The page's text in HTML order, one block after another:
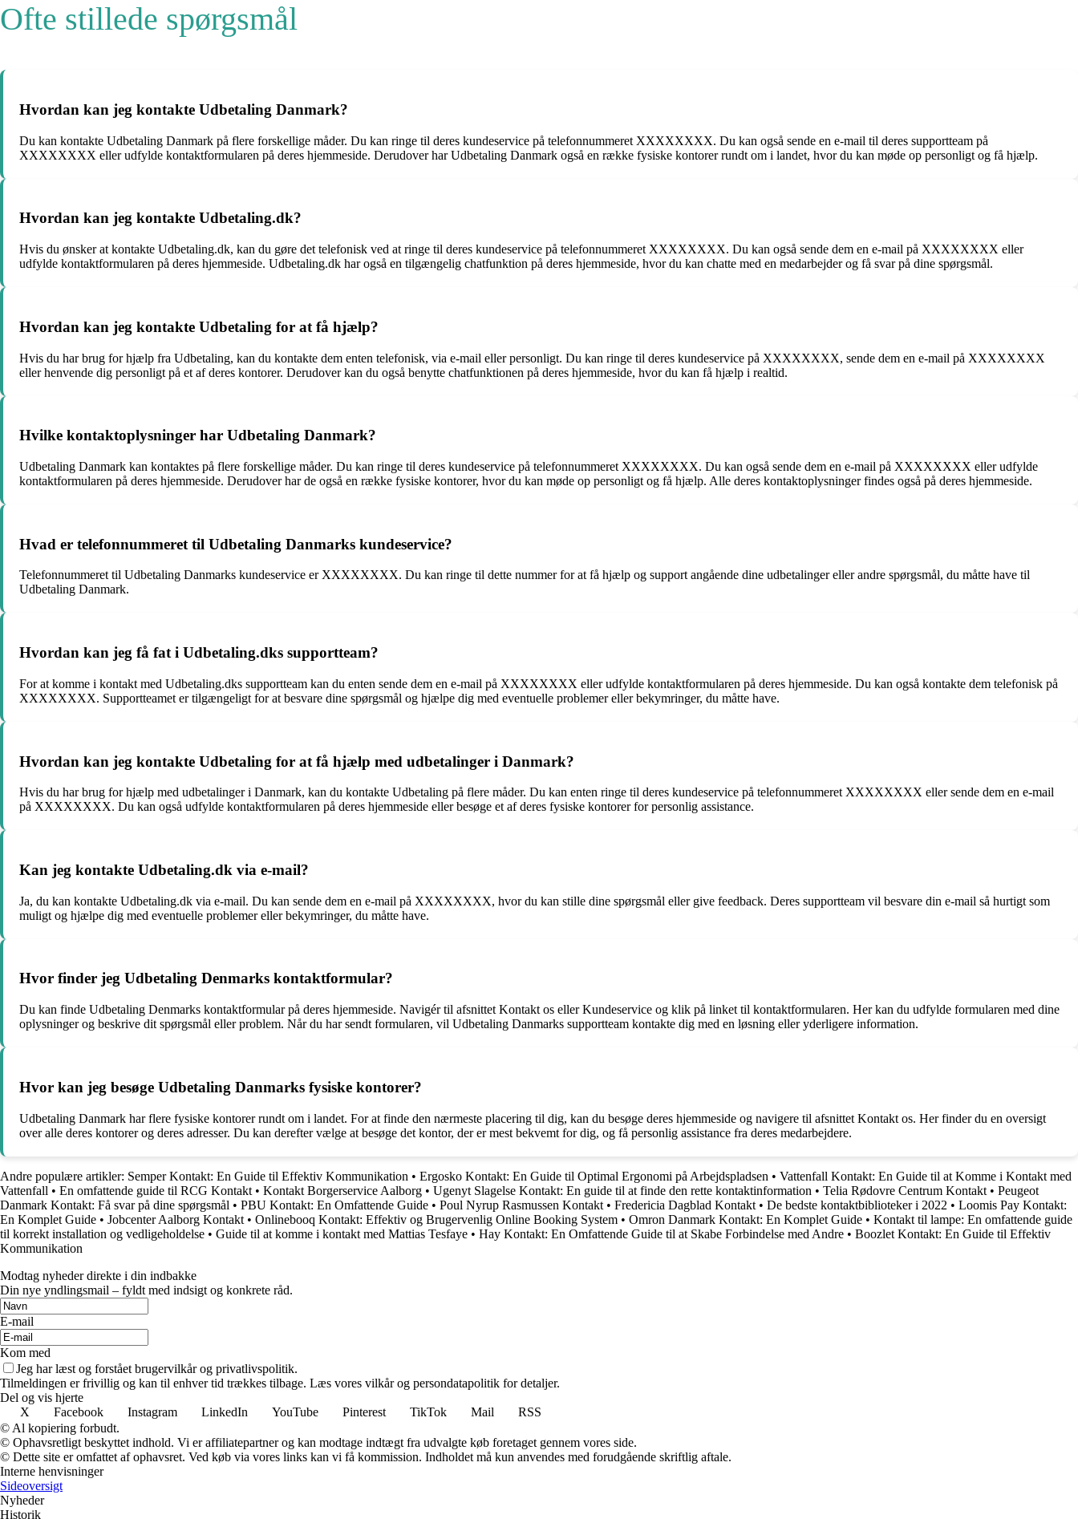
Ofte stillede spørgsmål
Hvordan kan jeg kontakte Udbetaling Danmark?
Du kan kontakte Udbetaling Danmark på flere forskellige måder. Du kan ringe til deres kundeservice på telefonnummeret XXXXXXXX. Du kan også sende en e-mail til deres supportteam på
XXXXXXXX eller udfylde kontaktformularen på deres hjemmeside. Derudover har Udbetaling Danmark også en række fysiske kontorer rundt om i landet, hvor du kan møde op personligt og få hjælp.
Hvordan kan jeg kontakte Udbetaling.dk?
Hvis du ønsker at kontakte Udbetaling.dk, kan du gøre det telefonisk ved at ringe til deres kundeservice på telefonnummeret XXXXXXXX. Du kan også sende dem en e-mail på XXXXXXXX eller
udfylde kontaktformularen på deres hjemmeside. Udbetaling.dk har også en tilgængelig chatfunktion på deres hjemmeside, hvor du kan chatte med en medarbejder og få svar på dine spørgsmål.
Hvordan kan jeg kontakte Udbetaling for at få hjælp?
Hvis du har brug for hjælp fra Udbetaling, kan du kontakte dem enten telefonisk, via e-mail eller personligt. Du kan ringe til deres kundeservice på XXXXXXXX, sende dem en e-mail på XXXXXXXX
eller henvende dig personligt på et af deres kontorer. Derudover kan du også benytte chatfunktionen på deres hjemmeside, hvor du kan få hjælp i realtid.
Hvilke kontaktoplysninger har Udbetaling Danmark?
Udbetaling Danmark kan kontaktes på flere forskellige måder. Du kan ringe til deres kundeservice på telefonnummeret XXXXXXXX. Du kan også sende dem en e-mail på XXXXXXXX eller udfylde
kontaktformularen på deres hjemmeside. Derudover har de også en række fysiske kontorer, hvor du kan møde op personligt og få hjælp. Alle deres kontaktoplysninger findes også på deres hjemmeside.
Hvad er telefonnummeret til Udbetaling Danmarks kundeservice?
Telefonnummeret til Udbetaling Danmarks kundeservice er XXXXXXXX. Du kan ringe til dette nummer for at få hjælp og support angående dine udbetalinger eller andre spørgsmål, du måtte have til
Udbetaling Danmark.
Hvordan kan jeg få fat i Udbetaling.dks supportteam?
For at komme i kontakt med Udbetaling.dks supportteam kan du enten sende dem en e-mail på XXXXXXXX eller udfylde kontaktformularen på deres hjemmeside. Du kan også kontakte dem telefonisk på
XXXXXXXX. Supportteamet er tilgængeligt for at besvare dine spørgsmål og hjælpe dig med eventuelle problemer eller bekymringer, du måtte have.
Hvordan kan jeg kontakte Udbetaling for at få hjælp med udbetalinger i Danmark?
Hvis du har brug for hjælp med udbetalinger i Danmark, kan du kontakte Udbetaling på flere måder. Du kan enten ringe til deres kundeservice på telefonnummeret XXXXXXXX eller sende dem en e-mail
på XXXXXXXX. Du kan også udfylde kontaktformularen på deres hjemmeside eller besøge et af deres fysiske kontorer for personlig assistance.
Kan jeg kontakte Udbetaling.dk via e-mail?
Ja, du kan kontakte Udbetaling.dk via e-mail. Du kan sende dem en e-mail på XXXXXXXX, hvor du kan stille dine spørgsmål eller give feedback. Deres supportteam vil besvare din e-mail så hurtigt som
muligt og hjælpe dig med eventuelle problemer eller bekymringer, du måtte have.
Hvor finder jeg Udbetaling Denmarks kontaktformular?
Du kan finde Udbetaling Denmarks kontaktformular på deres hjemmeside. Navigér til afsnittet Kontakt os eller Kundeservice og klik på linket til kontaktformularen. Her kan du udfylde formularen med dine
oplysninger og beskrive dit spørgsmål eller problem. Når du har sendt formularen, vil Udbetaling Danmarks supportteam kontakte dig med en løsning eller yderligere information.
Hvor kan jeg besøge Udbetaling Danmarks fysiske kontorer?
Udbetaling Danmark har flere fysiske kontorer rundt om i landet. For at finde den nærmeste placering til dig, kan du besøge deres hjemmeside og navigere til afsnittet Kontakt os. Her finder du en oversigt
over alle deres kontorer og deres adresser. Du kan derefter vælge at besøge det kontor, der er mest bekvemt for dig, og få personlig assistance fra deres medarbejdere.
Andre populære artikler: Semper Kontakt: En Guide til Effektiv Kommunikation • Ergosko Kontakt: En Guide til Optimal Ergonomi på Arbejdspladsen • Vattenfall Kontakt: En Guide til at Komme i Kontakt med
Vattenfall • En omfattende guide til RCG Kontakt • Kontakt Borgerservice Aalborg • Ugenyt Slagelse Kontakt: En guide til at finde den rette kontaktinformation • Telia Rødovre Centrum Kontakt • Peugeot
Danmark Kontakt: Få svar på dine spørgsmål • PBU Kontakt: En Omfattende Guide • Poul Nyrup Rasmussen Kontakt • Fredericia Dagblad Kontakt • De bedste kontaktbiblioteker i 2022 • Loomis Pay Kontakt:
En Komplet Guide • Jobcenter Aalborg Kontakt • Onlinebooq Kontakt: Effektiv og Brugervenlig Online Booking System • Omron Danmark Kontakt: En Komplet Guide • Kontakt til lampe: En omfattende guide
til korrekt installation og vedligeholdelse • Guide til at komme i kontakt med Mattias Tesfaye • Hay Kontakt: En Omfattende Guide til at Skabe Forbindelse med Andre • Boozlet Kontakt: En Guide til Effektiv
Kommunikation
Modtag nyheder direkte i din indbakke
Din nye yndlingsmail – fyldt med indsigt og konkrete råd.
E-mail
Kom med
Jeg har læst og forstået brugervilkår og privatlivspolitik.
Tilmeldingen er frivillig og kan til enhver tid trækkes tilbage. Læs vores vilkår og persondatapolitik for detaljer.
Del og vis hjerte
X
Facebook Instagram LinkedIn YouTube Pinterest TikTok Mail
RSS
© Al kopiering forbudt.
© Ophavsretligt beskyttet indhold. Vi er affiliatepartner og kan modtage indtægt fra udvalgte køb foretaget gennem vores side.
© Dette site er omfattet af ophavsret. Ved køb via vores links kan vi få kommission. Indholdet må kun anvendes med forudgående skriftlig aftale.
Interne henvisninger
Sideoversigt
Nyheder
Historik